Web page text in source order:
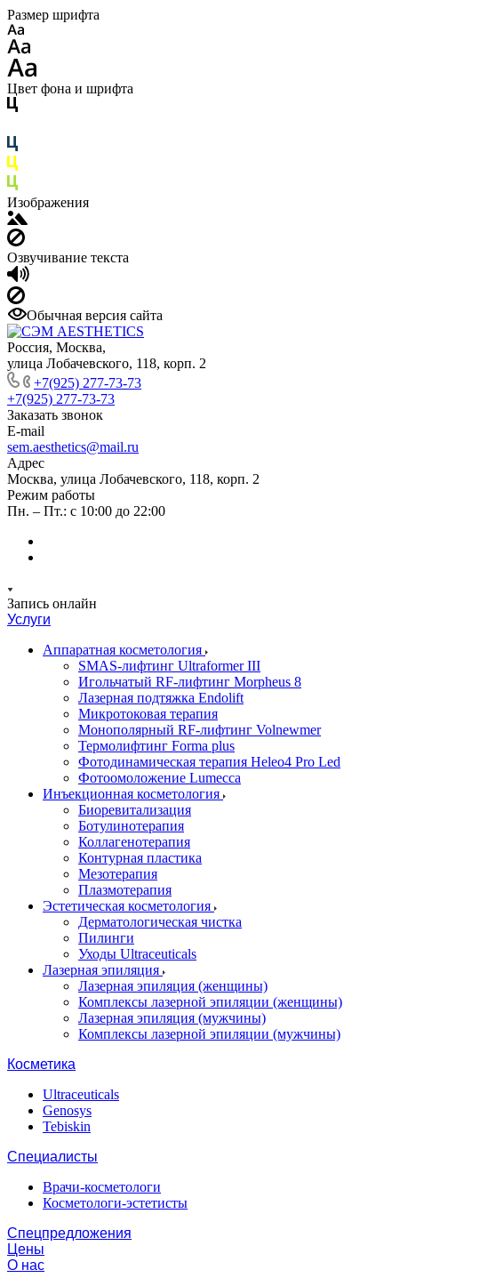
Размер шрифта
Цвет фона и шрифта
Изображения
Озвучивание текста
Обычная версия сайта
Россия, Москва,
улица Лобачевского, 118, корп. 2
+7(925) 277-73-73
+7(925) 277-73-73
Заказать звонок
E-mail
sem.aesthetics@mail.ru
Адрес
Москва, улица Лобачевского, 118, корп. 2
Режим работы
Пн. – Пт.: с 10:00 до 22:00
Запись онлайн
Услуги
Аппаратная косметология
SMAS-лифтинг Ultraformer III
Игольчатый RF-лифтинг Morpheus 8
Лазерная подтяжка Endolift
Микротоковая терапия
Монополярный RF-лифтинг Volnewmer
Термолифтинг Forma plus
Фотодинамическая терапия Heleo4 Pro Led
Фотоомоложение Lumecca
Инъекционная косметология
Биоревитализация
Ботулинотерапия
Коллагенотерапия
Контурная пластика
Мезотерапия
Плазмотерапия
Эстетическая косметология
Дерматологическая чистка
Пилинги
Уходы Ultraceuticals
Лазерная эпиляция
Лазерная эпиляция (женщины)
Комплексы лазерной эпиляции (женщины)
Лазерная эпиляция (мужчины)
Комплексы лазерной эпиляции (мужчины)
Косметика
Ultraceuticals
Genosys
Tebiskin
Специалисты
Врачи-косметологи
Косметологи-эстетисты
Спецпредложения
Цены
О нас